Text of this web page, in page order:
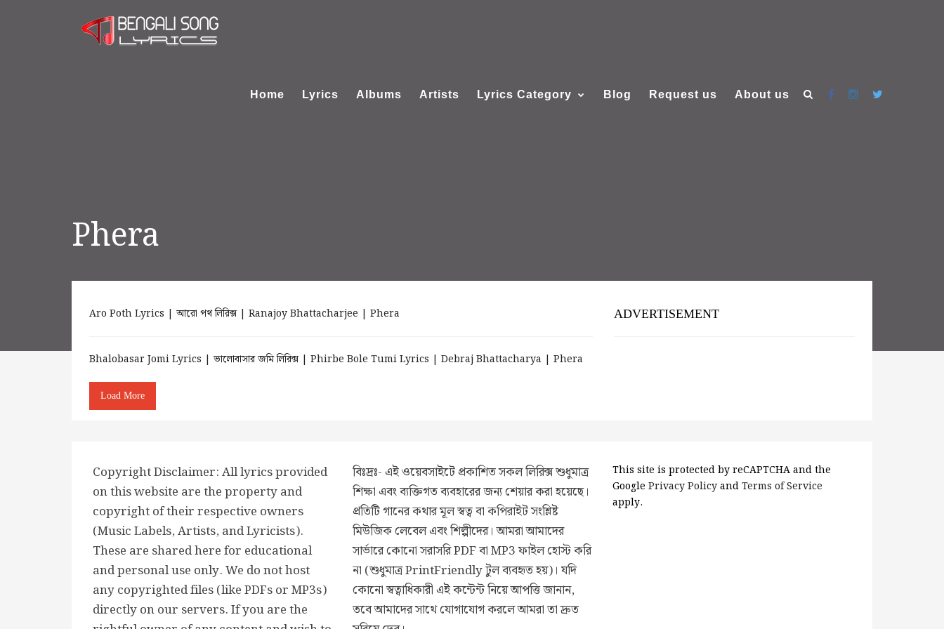
Home Lyrics Albums Artists Lyrics Category Blog Request us About us
Phera
Aro Poth Lyrics | আরো পথ লিরিক্স | Ranajoy Bhattacharjee | Phera
Bhalobasar Jomi Lyrics | ভালোবাসার জমি লিরিক্স | Phirbe Bole Tumi Lyrics | Debraj Bhattacharya | Phera
Load More
ADVERTISEMENT
Copyright Disclaimer: All lyrics provided
on this website are the property and
copyright of their respective owners
(Music Labels, Artists, and Lyricists).
These are shared here for educational
and personal use only. We do not host
any copyrighted files (like PDFs or MP3s)
directly on our servers. If you are the
বিঃদ্রঃ- এই ওয়েবসাইটে প্রকাশিত সকল লিরিক্স শুধুমাত্র
শিক্ষা এবং ব্যক্তিগত ব্যবহারের জন্য শেয়ার করা হয়েছে।
প্রতিটি গানের কথার মূল স্বত্ব বা কপিরাইট সংশ্লিষ্ট
মিউজিক লেবেল এবং শিল্পীদের। আমরা আমাদের
সার্ভারে কোনো সরাসরি PDF বা MP3 ফাইল হোস্ট করি
না (শুধুমাত্র PrintFriendly টুল ব্যবহৃত হয়)। যদি
কোনো স্বত্বাধিকারী এই কন্টেন্ট নিয়ে আপত্তি জানান,
তবে আমাদের সাথে যোগাযোগ করলে আমরা তা দ্রুত
This site is protected by reCAPTCHA and the
Google Privacy PolicyandTerms of Service
apply.